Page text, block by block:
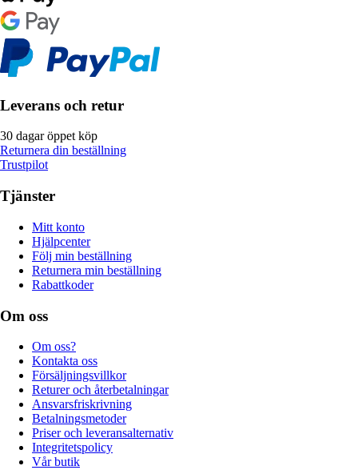
Leverans och retur
30 dagar öppet köp
Returnera din beställning
Trustpilot
Tjänster
Mitt konto
Hjälpcenter
Följ min beställning
Returnera min beställning
Rabattkoder
Om oss
Om oss?
Kontakta oss
Försäljningsvillkor
Returer och återbetalningar
Ansvarsfriskrivning
Betalningsmetoder
Priser och leveransalternativ
Integritetspolicy
Vår butik